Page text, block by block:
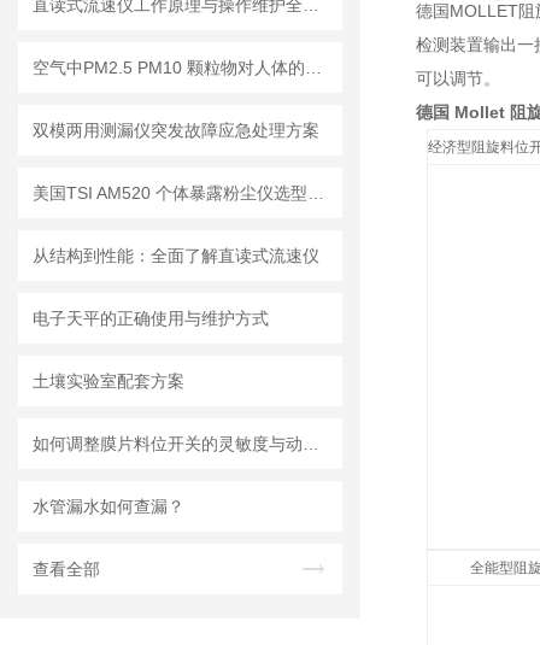
双模两用测漏仪突发故障应急处理方案
从结构到性能：全面了解直读式流速仪
电子天平的正确使用与维护方式
土壤实验室配套方案
水管漏水如何查漏？
查看全部
德国MOLLET阻
检测装置输出一
可以调节。
德国 Mollet 阻
经济型阻旋料位
全能型阻